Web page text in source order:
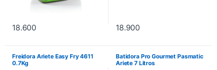
18.600 18.900
Freidora Ariete Easy Fry 4611
0.7Kg
Batidora Pro Gourmet Pasmatic
Ariete 7 Litros